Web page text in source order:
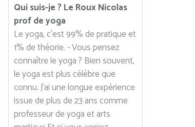
Qui suis-je ? Le Roux Nicolas
prof de yoga
Le yoga, c'est 99% de pratique et
1% de théorie. - Vous pensez
connaître le yoga ? Bien souvent,
le yoga est plus célèbre que
connu. J'ai une longue expérience
issue de plus de 23 ans comme
professeur de yoga et arts